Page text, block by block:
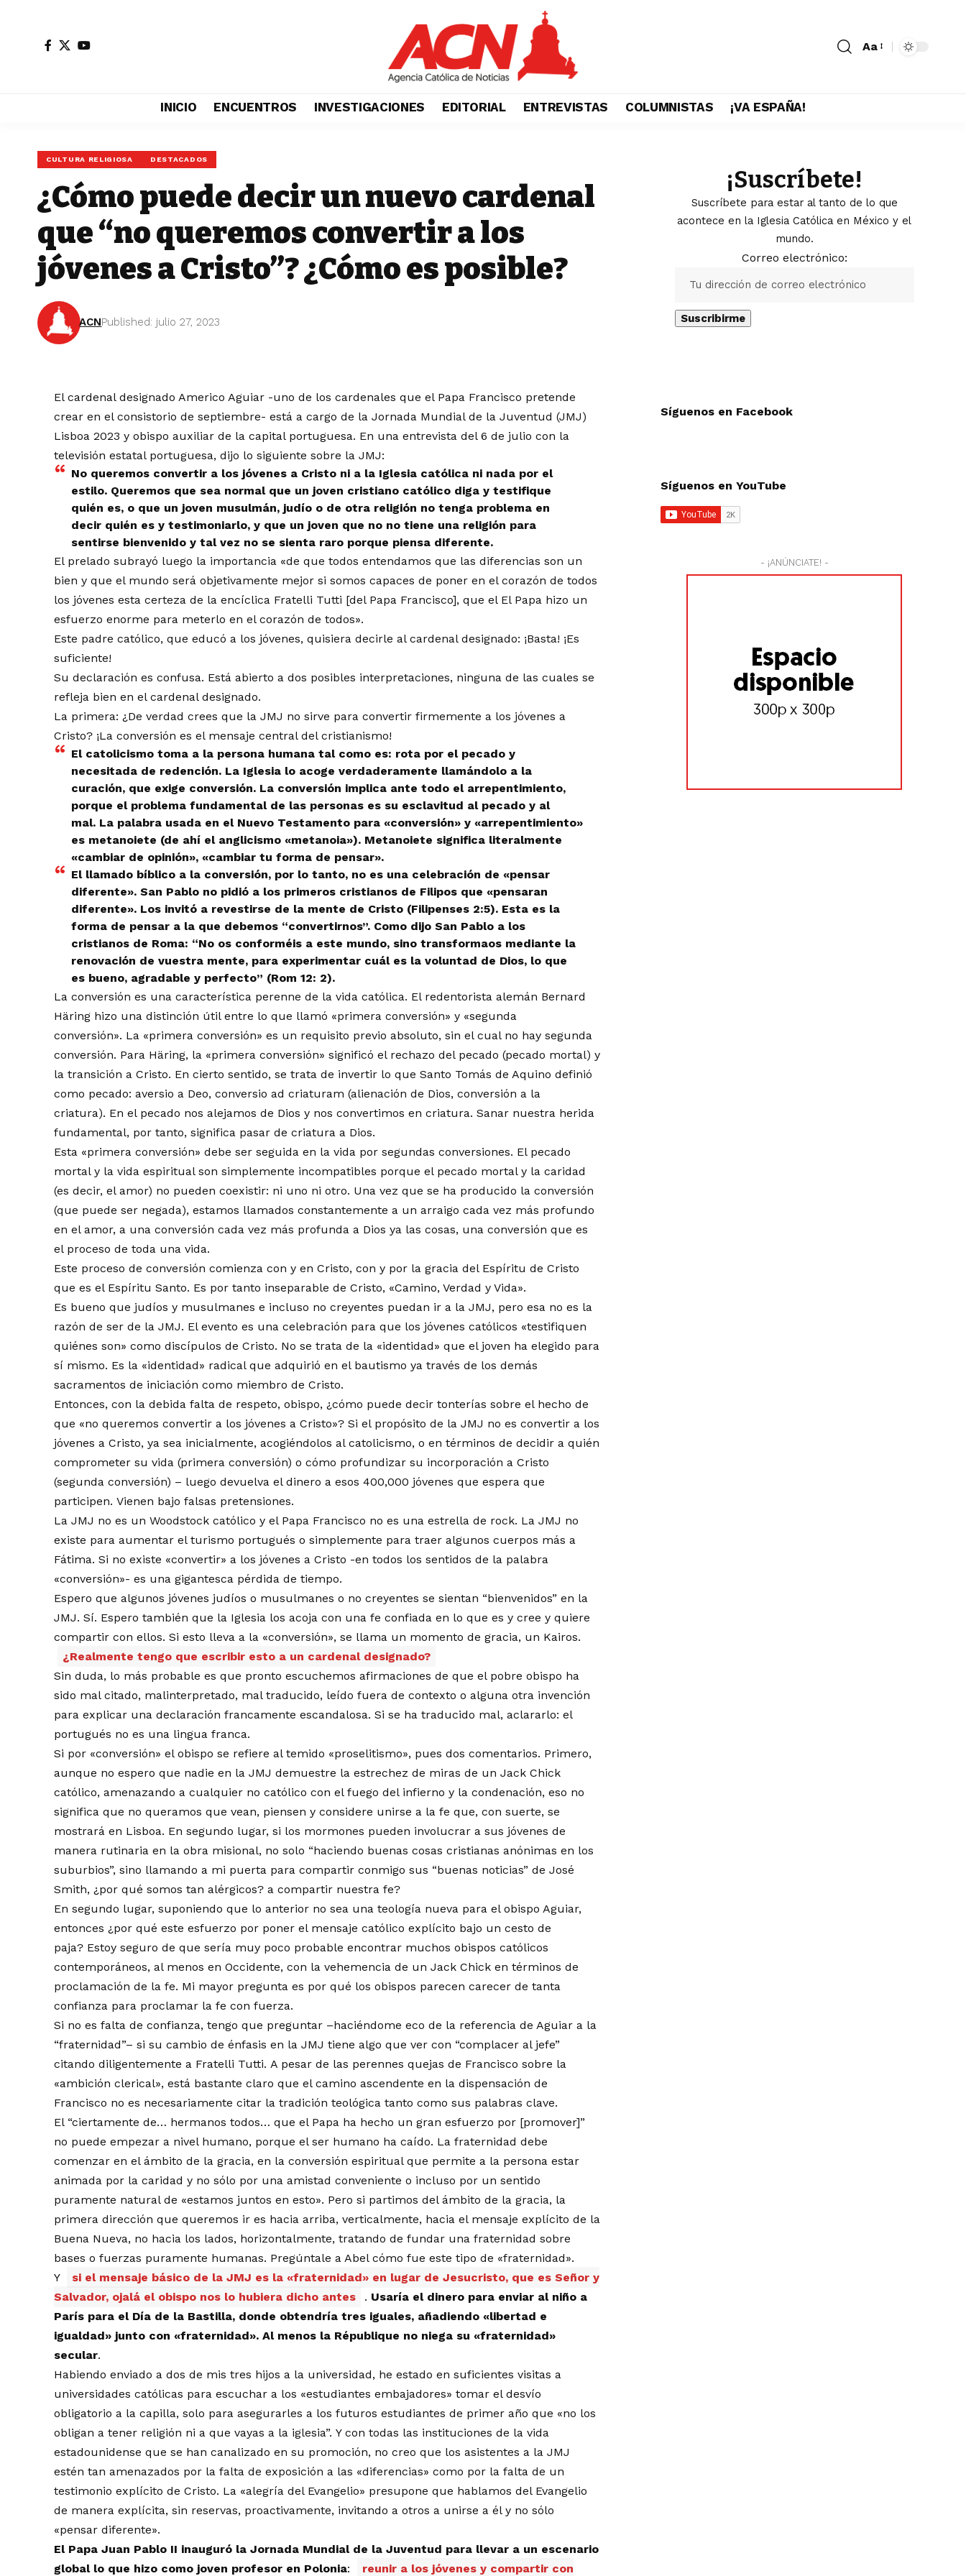
Aa
INICIO ENCUENTROS INVESTIGACIONES EDITORIAL ENTREVISTAS COLUMNISTAS ¡VA ESPAÑA!
CULTURA RELIGIOSA DESTACADOS
¿Cómo puede decir un nuevo cardenal
que “no queremos convertir a los
jóvenes a Cristo”? ¿Cómo es posible?
ACNPublished: julio 27, 2023
El cardenal designado Americo Aguiar -uno de los cardenales que el Papa Francisco pretende
crear en el consistorio de septiembre- está a cargo de la Jornada Mundial de la Juventud (JMJ)
Lisboa 2023 y obispo auxiliar de la capital portuguesa. En una entrevista del 6 de julio con la
televisión estatal portuguesa, dijo lo siguiente sobre la JMJ:
No queremos convertir a los jóvenes a Cristo ni a la Iglesia católica ni nada por el
estilo. Queremos que sea normal que un joven cristiano católico diga y testifique
quién es, o que un joven musulmán, judío o de otra religión no tenga problema en
decir quién es y testimoniarlo, y que un joven que no no tiene una religión para
sentirse bienvenido y tal vez no se sienta raro porque piensa diferente.
El prelado subrayó luego la importancia «de que todos entendamos que las diferencias son un
bien y que el mundo será objetivamente mejor si somos capaces de poner en el corazón de todos
los jóvenes esta certeza de la encíclica Fratelli Tutti [del Papa Francisco], que el El Papa hizo un
esfuerzo enorme para meterlo en el corazón de todos».
Este padre católico, que educó a los jóvenes, quisiera decirle al cardenal designado: ¡Basta! ¡Es
suficiente!
Su declaración es confusa. Está abierto a dos posibles interpretaciones, ninguna de las cuales se
refleja bien en el cardenal designado.
La primera: ¿De verdad crees que la JMJ no sirve para convertir firmemente a los jóvenes a
Cristo? ¡La conversión es el mensaje central del cristianismo!
El catolicismo toma a la persona humana tal como es: rota por el pecado y
necesitada de redención. La Iglesia lo acoge verdaderamente llamándolo a la
curación, que exige conversión. La conversión implica ante todo el arrepentimiento,
porque el problema fundamental de las personas es su esclavitud al pecado y al
mal. La palabra usada en el Nuevo Testamento para «conversión» y «arrepentimiento»
es metanoiete (de ahí el anglicismo «metanoia»). Metanoiete significa literalmente
«cambiar de opinión», «cambiar tu forma de pensar».
El llamado bíblico a la conversión, por lo tanto, no es una celebración de «pensar
diferente». San Pablo no pidió a los primeros cristianos de Filipos que «pensaran
diferente». Los invitó a revestirse de la mente de Cristo (Filipenses 2:5). Esta es la
forma de pensar a la que debemos “convertirnos”. Como dijo San Pablo a los
cristianos de Roma: “No os conforméis a este mundo, sino transformaos mediante la
renovación de vuestra mente, para experimentar cuál es la voluntad de Dios, lo que
es bueno, agradable y perfecto” (Rom 12: 2).
La conversión es una característica perenne de la vida católica. El redentorista alemán Bernard
Häring hizo una distinción útil entre lo que llamó «primera conversión» y «segunda
conversión». La «primera conversión» es un requisito previo absoluto, sin el cual no hay segunda
conversión. Para Häring, la «primera conversión» significó el rechazo del pecado (pecado mortal) y
la transición a Cristo. En cierto sentido, se trata de invertir lo que Santo Tomás de Aquino definió
como pecado: aversio a Deo, conversio ad criaturam (alienación de Dios, conversión a la
criatura). En el pecado nos alejamos de Dios y nos convertimos en criatura. Sanar nuestra herida
fundamental, por tanto, significa pasar de criatura a Dios.
Esta «primera conversión» debe ser seguida en la vida por segundas conversiones. El pecado
mortal y la vida espiritual son simplemente incompatibles porque el pecado mortal y la caridad
(es decir, el amor) no pueden coexistir: ni uno ni otro. Una vez que se ha producido la conversión
(que puede ser negada), estamos llamados constantemente a un arraigo cada vez más profundo
en el amor, a una conversión cada vez más profunda a Dios ya las cosas, una conversión que es
el proceso de toda una vida.
Este proceso de conversión comienza con y en Cristo, con y por la gracia del Espíritu de Cristo
que es el Espíritu Santo. Es por tanto inseparable de Cristo, «Camino, Verdad y Vida».
Es bueno que judíos y musulmanes e incluso no creyentes puedan ir a la JMJ, pero esa no es la
razón de ser de la JMJ. El evento es una celebración para que los jóvenes católicos «testifiquen
quiénes son» como discípulos de Cristo. No se trata de la «identidad» que el joven ha elegido para
sí mismo. Es la «identidad» radical que adquirió en el bautismo ya través de los demás
sacramentos de iniciación como miembro de Cristo.
Entonces, con la debida falta de respeto, obispo, ¿cómo puede decir tonterías sobre el hecho de
que «no queremos convertir a los jóvenes a Cristo»? Si el propósito de la JMJ no es convertir a los
jóvenes a Cristo, ya sea inicialmente, acogiéndolos al catolicismo, o en términos de decidir a quién
comprometer su vida (primera conversión) o cómo profundizar su incorporación a Cristo
(segunda conversión) – luego devuelva el dinero a esos 400,000 jóvenes que espera que
participen. Vienen bajo falsas pretensiones.
La JMJ no es un Woodstock católico y el Papa Francisco no es una estrella de rock. La JMJ no
existe para aumentar el turismo portugués o simplemente para traer algunos cuerpos más a
Fátima. Si no existe «convertir» a los jóvenes a Cristo -en todos los sentidos de la palabra
«conversión»- es una gigantesca pérdida de tiempo.
Espero que algunos jóvenes judíos o musulmanes o no creyentes se sientan “bienvenidos” en la
JMJ. Sí. Espero también que la Iglesia los acoja con una fe confiada en lo que es y cree y quiere
compartir con ellos. Si esto lleva a la «conversión», se llama un momento de gracia, un Kairos.
¿Realmente tengo que escribir esto a un cardenal designado?
Sin duda, lo más probable es que pronto escuchemos afirmaciones de que el pobre obispo ha
sido mal citado, malinterpretado, mal traducido, leído fuera de contexto o alguna otra invención
para explicar una declaración francamente escandalosa. Si se ha traducido mal, aclararlo: el
portugués no es una lingua franca.
Si por «conversión» el obispo se refiere al temido «proselitismo», pues dos comentarios. Primero,
aunque no espero que nadie en la JMJ demuestre la estrechez de miras de un Jack Chick
católico, amenazando a cualquier no católico con el fuego del infierno y la condenación, eso no
significa que no queramos que vean, piensen y considere unirse a la fe que, con suerte, se
mostrará en Lisboa. En segundo lugar, si los mormones pueden involucrar a sus jóvenes de
manera rutinaria en la obra misional, no solo “haciendo buenas cosas cristianas anónimas en los
suburbios”, sino llamando a mi puerta para compartir conmigo sus “buenas noticias” de José
Smith, ¿por qué somos tan alérgicos? a compartir nuestra fe?
En segundo lugar, suponiendo que lo anterior no sea una teología nueva para el obispo Aguiar,
entonces ¿por qué este esfuerzo por poner el mensaje católico explícito bajo un cesto de
paja? Estoy seguro de que sería muy poco probable encontrar muchos obispos católicos
contemporáneos, al menos en Occidente, con la vehemencia de un Jack Chick en términos de
proclamación de la fe. Mi mayor pregunta es por qué los obispos parecen carecer de tanta
confianza para proclamar la fe con fuerza.
Si no es falta de confianza, tengo que preguntar –haciéndome eco de la referencia de Aguiar a la
“fraternidad”– si su cambio de énfasis en la JMJ tiene algo que ver con “complacer al jefe”
citando diligentemente a Fratelli Tutti. A pesar de las perennes quejas de Francisco sobre la
«ambición clerical», está bastante claro que el camino ascendente en la dispensación de
Francisco no es necesariamente citar la tradición teológica tanto como sus palabras clave.
El “ciertamente de… hermanos todos… que el Papa ha hecho un gran esfuerzo por [promover]”
no puede empezar a nivel humano, porque el ser humano ha caído. La fraternidad debe
comenzar en el ámbito de la gracia, en la conversión espiritual que permite a la persona estar
animada por la caridad y no sólo por una amistad conveniente o incluso por un sentido
puramente natural de «estamos juntos en esto». Pero si partimos del ámbito de la gracia, la
primera dirección que queremos ir es hacia arriba, verticalmente, hacia el mensaje explícito de la
Buena Nueva, no hacia los lados, horizontalmente, tratando de fundar una fraternidad sobre
bases o fuerzas puramente humanas. Pregúntale a Abel cómo fue este tipo de «fraternidad».
Y
si el mensaje básico de la JMJ es la «fraternidad» en lugar de Jesucristo, que es Señor y
Salvador, ojalá el obispo nos lo hubiera dicho antes
. Usaría el dinero para enviar al niño a
París para el Día de la Bastilla, donde obtendría tres iguales, añadiendo «libertad e
igualdad» junto con «fraternidad». Al menos la République no niega su «fraternidad»
secular.
Habiendo enviado a dos de mis tres hijos a la universidad, he estado en suficientes visitas a
universidades católicas para escuchar a los «estudiantes embajadores» tomar el desvío
obligatorio a la capilla, solo para asegurarles a los futuros estudiantes de primer año que «no los
obligan a tener religión ni a que vayas a la iglesia”. Y con todas las instituciones de la vida
estadounidense que se han canalizado en su promoción, no creo que los asistentes a la JMJ
estén tan amenazados por la falta de exposición a las «diferencias» como por la falta de un
testimonio explícito de Cristo. La «alegría del Evangelio» presupone que hablamos del Evangelio
de manera explícita, sin reservas, proactivamente, invitando a otros a unirse a él y no sólo
«pensar diferente».
El Papa Juan Pablo II inauguró la Jornada Mundial de la Juventud para llevar a un escenario
global lo que hizo como joven profesor en Polonia: reunir a los jóvenes y compartir con
¡Suscríbete!
Suscríbete para estar al tanto de lo que
acontece en la Iglesia Católica en México y el
mundo.
Correo electrónico:
Síguenos en Facebook
Síguenos en YouTube
- ¡ANÚNCIATE! -